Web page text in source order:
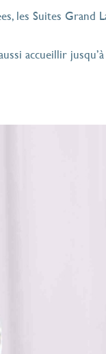
les Suites
accueillir